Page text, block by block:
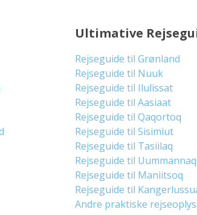
Ultimative
Rejseguide til Grønland
Rejseguide til Nuuk
Rejseguide til Ilulissat
Rejseguide til Aasiaat
Rejseguide til Qaqortoq
Rejseguide til Sisimiut
Rejseguide til Tasiilaq
Rejseguide til Uummannaq
Rejseguide til Maniitsoq
Rejseguide til
Andre praktiske